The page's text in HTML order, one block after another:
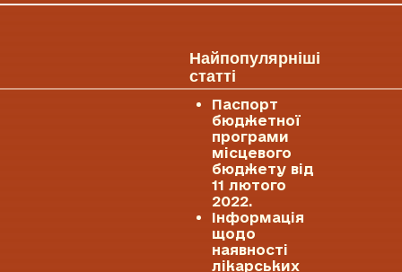
Найпопулярніші
статті
Паспорт
бюджетної
програми
місцевого
бюджету від
11 лютого
2022.
Інформація
щодо
наявності
лікарських